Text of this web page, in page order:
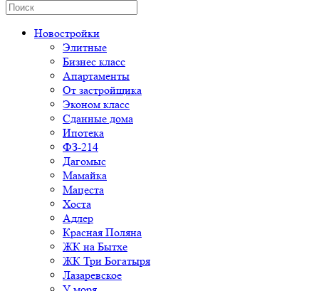
Новостройки
Элитные
Бизнес класс
Апартаменты
От застройщика
Эконом класс
Сданные дома
Ипотека
ФЗ-214
Дагомыс
Мамайка
Мацеста
Хоста
Адлер
Красная Поляна
ЖК на Бытхе
ЖК Три Богатыря
Лазаревское